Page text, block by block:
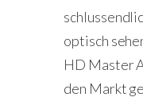
optisch
HD Master
den Markt